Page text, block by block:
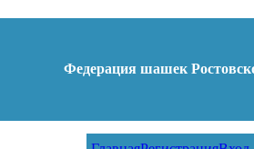
Федерация шашек